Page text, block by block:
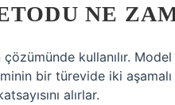
NE
kullanılır. Model
bir türevide iki
alırlar.